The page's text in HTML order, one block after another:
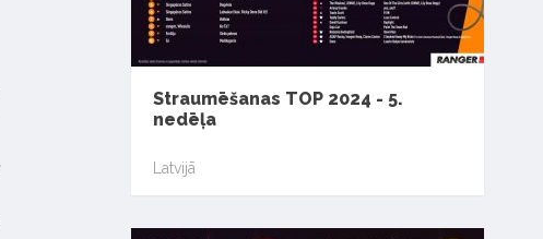
Straumēšanas TOP 2024 - 5.
nedēļa
Latvijā